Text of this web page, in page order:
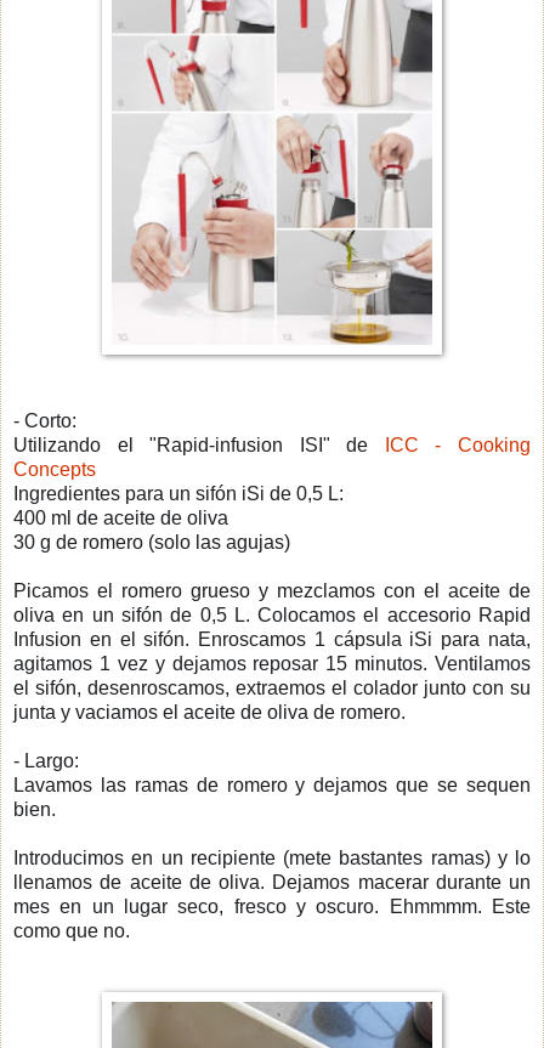
- Corto:
Utilizando el "Rapid-infusion ISI" de
ICC - Cooking
Concepts
Ingredientes para un sifón iSi de 0,5 L:
400 ml de aceite de oliva
30 g de romero (solo las agujas)
Picamos el romero grueso y mezclamos con el aceite de
oliva en un sifón de 0,5 L. Colocamos el accesorio Rapid
Infusion en el sifón. Enroscamos 1 cápsula iSi para nata,
agitamos 1 vez y dejamos reposar 15 minutos. Ventilamos
el sifón, desenroscamos, extraemos el colador junto con su
junta y vaciamos el aceite de oliva de romero.
- Largo:
Lavamos las ramas de romero y dejamos que se sequen
bien.
Introducimos en un recipiente (mete bastantes ramas) y lo
llenamos de aceite de oliva. Dejamos macerar durante un
mes en un lugar seco, fresco y oscuro. Ehmmmm. Este
como que no.